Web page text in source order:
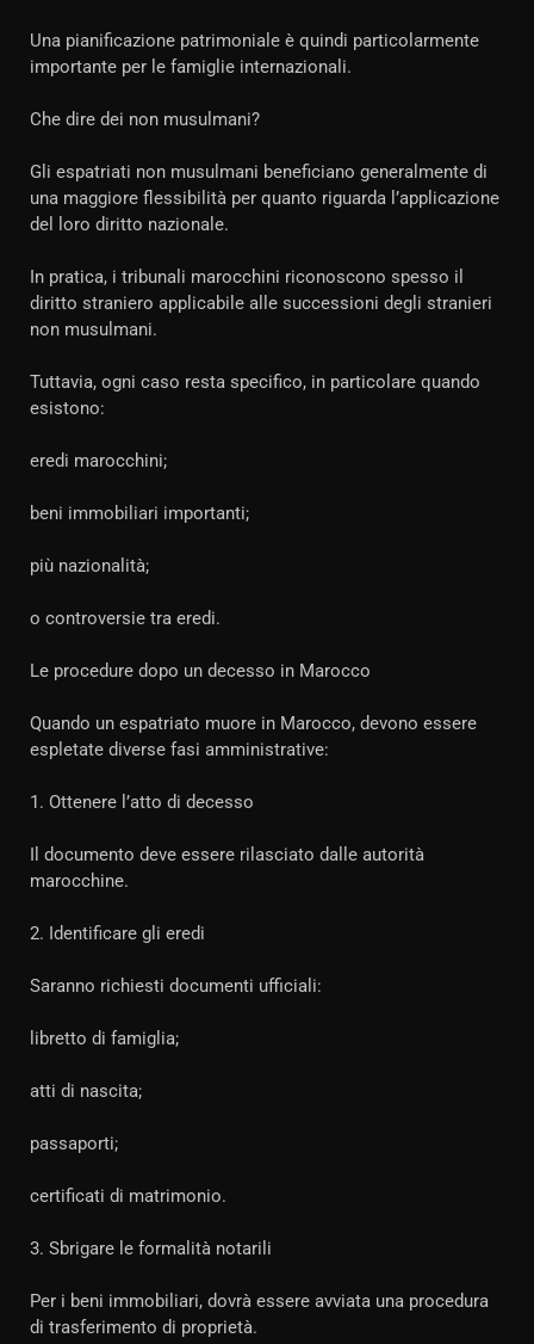
Una pianificazione patrimoniale è quindi particolarmente
importante per le famiglie internazionali.
Che dire dei non musulmani?
Gli espatriati non musulmani beneficiano generalmente di
una maggiore flessibilità per quanto riguarda l’applicazione
del loro diritto nazionale.
In pratica, i tribunali marocchini riconoscono spesso il
diritto straniero applicabile alle successioni degli stranieri
non musulmani.
Tuttavia, ogni caso resta specifico, in particolare quando
esistono:
eredi marocchini;
beni immobiliari importanti;
più nazionalità;
o controversie tra eredi.
Le procedure dopo un decesso in Marocco
Quando un espatriato muore in Marocco, devono essere
espletate diverse fasi amministrative:
1. Ottenere l’atto di decesso
Il documento deve essere rilasciato dalle autorità
marocchine.
2. Identificare gli eredi
Saranno richiesti documenti ufficiali:
libretto di famiglia;
atti di nascita;
passaporti;
certificati di matrimonio.
3. Sbrigare le formalità notarili
Per i beni immobiliari, dovrà essere avviata una procedura
di trasferimento di proprietà.